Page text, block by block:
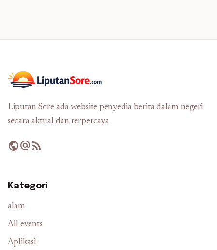
Liputan Sore ada website penyedia berita dalam negeri
secara aktual dan terpercaya
publicalternate_emailrss_feed
Kategori
alam
All events
Aplikasi